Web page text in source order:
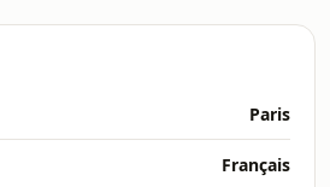
Paris
Français